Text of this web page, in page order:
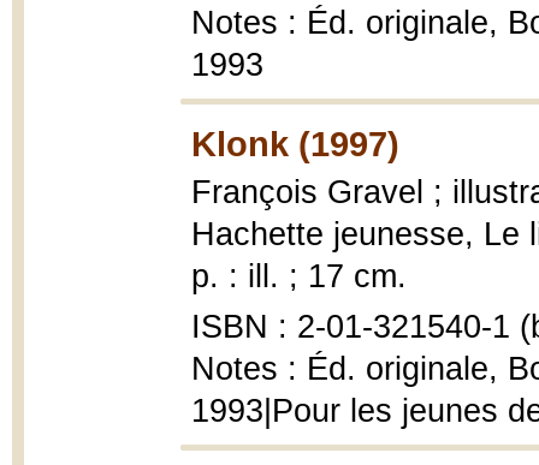
Notes : Éd. originale,
1993
Klonk (1997)
François Gravel ;
Hachette jeunesse, Le
p. : ill. ; 17 cm.
ISBN : 2-01-321540-1
Notes : Éd. originale,
1993|Pour les jeunes